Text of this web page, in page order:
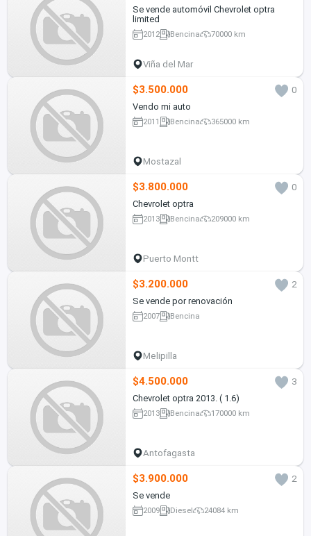
Se vende automóvil Chevrolet optra
limited
2012 Bencina 70000 km
Viña del Mar
$3.500.000
0
Vendo mi auto
2011 Bencina 365000 km
Mostazal
$3.800.000
0
Chevrolet optra
2013 Bencina 209000 km
Puerto Montt
$3.200.000
2
Se vende por renovación
2007 Bencina
Melipilla
$4.500.000
3
Chevrolet optra 2013. ( 1.6)
2013 Bencina 170000 km
Antofagasta
$3.900.000
2
Se vende
2009 Diesel 24084 km